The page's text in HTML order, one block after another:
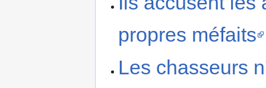
propres méfaits
Les chasseurs